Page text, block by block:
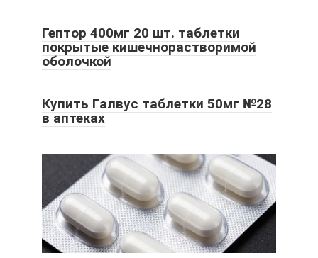
Гептор 400мг 20 шт. таблетки
покрытые кишечнорастворимой
оболочкой
Купить Галвус таблетки 50мг №28
в аптеках